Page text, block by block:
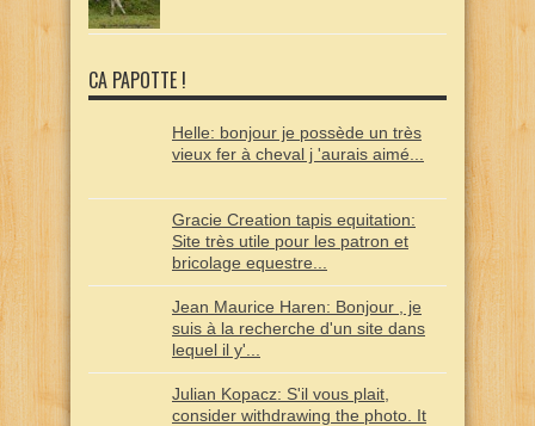
CA PAPOTTE !
Helle: bonjour je possède un très
vieux fer à cheval j 'aurais aimé...
Gracie Creation tapis equitation:
Site très utile pour les patron et
bricolage equestre...
Jean Maurice Haren: Bonjour , je
suis à la recherche d'un site dans
lequel il y'...
Julian Kopacz: S'il vous plait,
consider withdrawing the photo. It